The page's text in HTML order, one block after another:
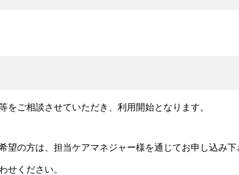
ご相談させていただき、利用開始となります。
の方は、担当ケアマネジャー様を通じてお申し込み下
せください。